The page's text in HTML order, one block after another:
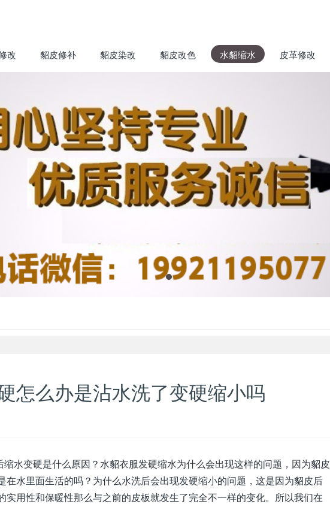
改 貂皮修补 貂皮染改 貂皮改色 水貂缩水 皮革修改
怎么办是沾水洗了变硬缩小吗
水变硬是什么原因？水貂衣服发硬缩水为什么会出现这样的问题，因为貂皮
在水里面生活的吗？为什么水洗后会出现发硬缩小的问题，这是因为貂皮后
用性和保暖性那么与之前的皮板就发生了完全不一样的变化。所以我们在